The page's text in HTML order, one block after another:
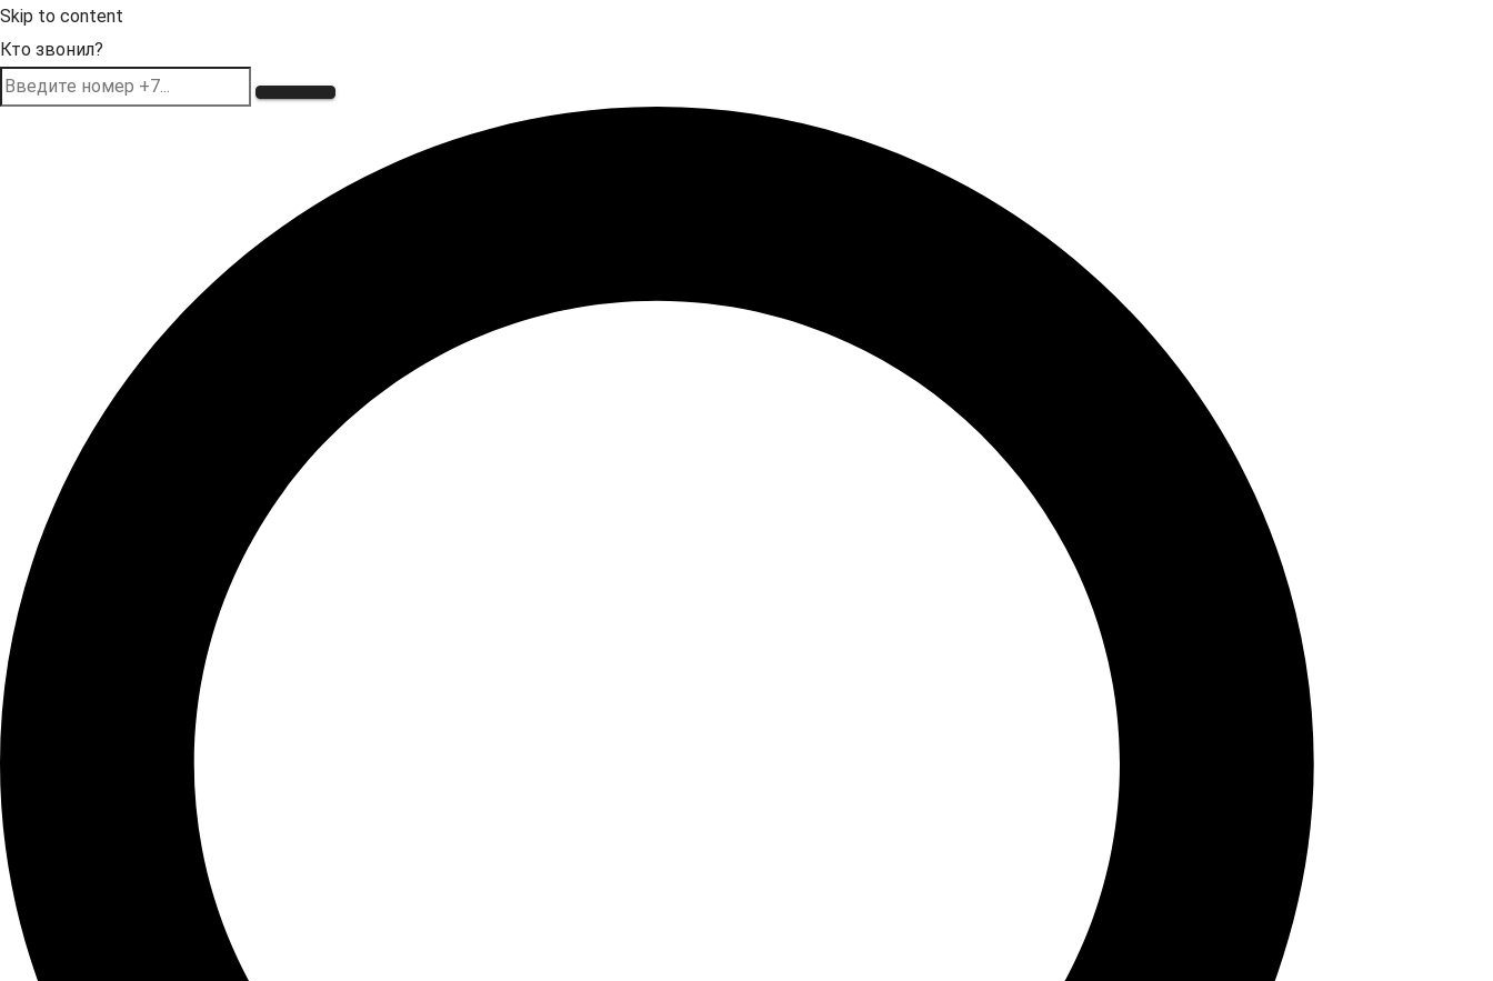
Skip to content
Кто звонил?